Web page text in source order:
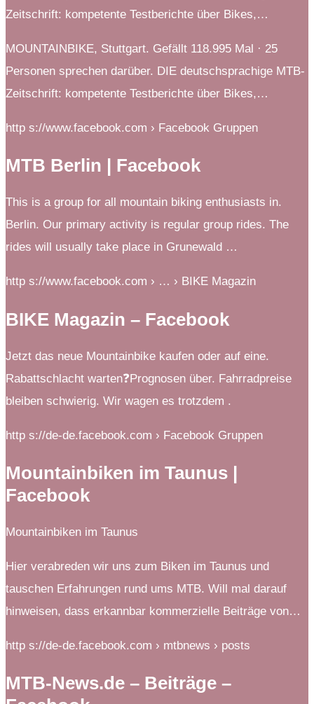
Zeitschrift: kompetente Testberichte über Bikes,…
MOUNTAINBIKE, Stuttgart. Gefällt 118.995 Mal · 25
Personen sprechen darüber. DIE deutschsprachige MTB-
Zeitschrift: kompetente Testberichte über Bikes,…
http s://www.facebook.com › Facebook Gruppen
MTB Berlin | Facebook
This is a group for all mountain biking enthusiasts in.
Berlin. Our primary activity is regular group rides. The
rides will usually take place in Grunewald …
http s://www.facebook.com › … › BIKE Magazin
BIKE Magazin – Facebook
Jetzt das neue Mountainbike kaufen oder auf eine.
Rabattschlacht warten❓Prognosen über. Fahrradpreise
bleiben schwierig. Wir wagen es trotzdem .
http s://de-de.facebook.com › Facebook Gruppen
Mountainbiken im Taunus |
Facebook
Mountainbiken im Taunus
Hier verabreden wir uns zum Biken im Taunus und
tauschen Erfahrungen rund ums MTB. Will mal darauf
hinweisen, dass erkannbar kommerzielle Beiträge von…
http s://de-de.facebook.com › mtbnews › posts
MTB-News.de – Beiträge –